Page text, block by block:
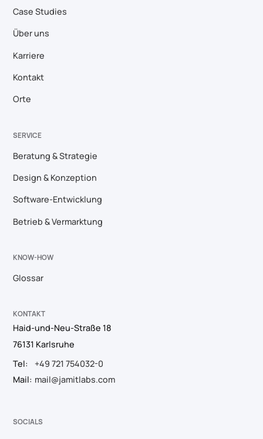
Case Studies
Über uns
Karriere
Kontakt
Orte
SERVICE
Beratung & Strategie
Design & Konzeption
Software-Entwicklung
Betrieb & Vermarktung
KNOW-HOW
Glossar
KONTAKT
Haid-und-Neu-Straße 18
76131 Karlsruhe
Tel:
+49 721 754032-0
Mail: mail@jamitlabs.com
SOCIALS